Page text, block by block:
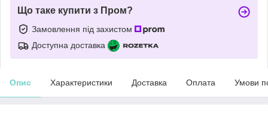
Що таке купити з Пром?
Замовлення під захистом
Доступна доставка
Опис Характеристики Доставка Оплата Умови